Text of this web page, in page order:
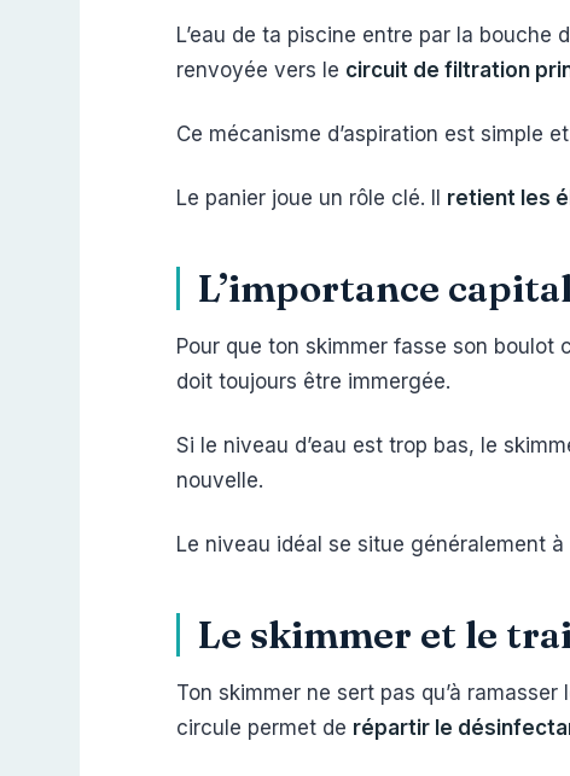
L’eau de ta piscine entre par la bouche
renvoyée vers le circuit de filtration
Ce mécanisme d’aspiration est simple
Le panier joue un rôle clé. Il retient les
L’importance
Pour que ton skimmer fasse son boulot
doit toujours être immergée.
Si le niveau d’eau est trop bas, le
nouvelle.
Le niveau idéal se situe généralement à
Le skimmer et le
Ton skimmer ne sert pas qu’à
circule permet de répartir le